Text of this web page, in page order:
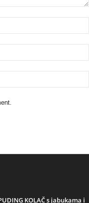
KOLAČ s jabukama i